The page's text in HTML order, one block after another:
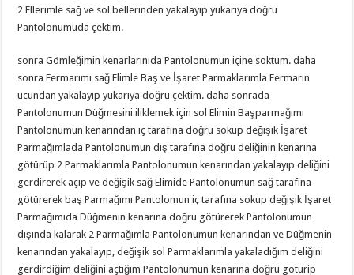
2 Ellerimle sağ ve sol bellerinden yakalayıp yukarıya doğru
Pantolonumuda çektim.
sonra Gömleğimin kenarlarınıda Pantolonumun içine soktum. daha
sonra Fermarımı sağ Elimle Baş ve İşaret Parmaklarımla Fermarın
ucundan yakalayıp yukarıya doğru çektim. daha sonrada
Pantolonumun Düğmesini iliklemek için sol Elimin Başparmağımı
Pantolonumun kenarından iç tarafına doğru sokup değişik İşaret
Parmağımlada Pantolonumun dış tarafına doğru deliğinin kenarına
götürüp 2 Parmaklarımla Pantolonumun kenarından yakalayıp deliğini
gerdirerek açıp ve değişik sağ Elimide Pantolonumun sağ tarafına
götürerek baş Parmağımı Pantolomun iç tarafına sokup değişik İşaret
Parmağımıda Düğmenin kenarına doğru götürerek Pantolonumun
dışında kalarak 2 Parmağımla Pantolonumun kenarından ve Düğmenin
kenarından yakalayıp, değişik sol Parmaklarımla yakaladığım deliğini
gerdirdiğim deliğini açtığım Pantolonumun kenarına doğru götürip